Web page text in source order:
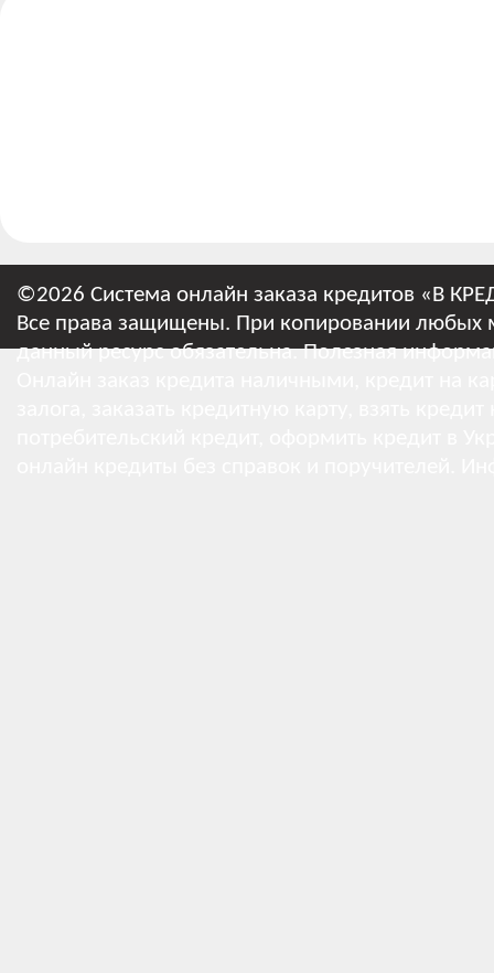
©2026 Система онлайн заказа кредитов «В
Все права защищены. При копировании любых
данный ресурс обязательна.Полезная